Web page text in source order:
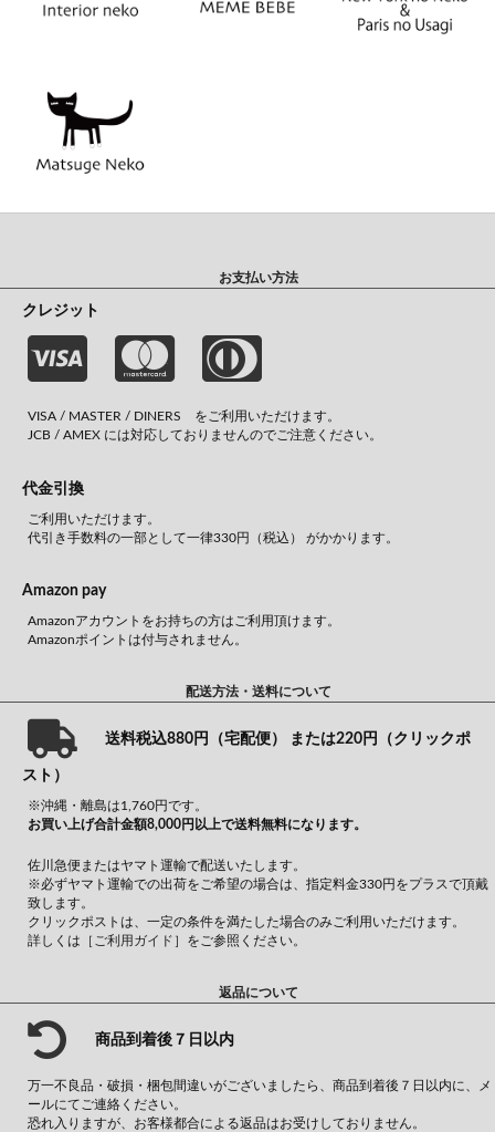
お支払い方法
クレジット
VISA / MASTER / DINERS をご利用いただけます。
JCB / AMEX には対応しておりませんのでご注意ください。
代金引換
ご利用いただけます。
代引き手数料の一部として一律330円（税込） がかかります。
Amazon pay
Amazonアカウントをお持ちの方はご利用頂けます。
Amazonポイントは付与されません。
配送方法・送料について
送料税込880円（宅配便） または220円（クリックポ
スト）
※沖縄・離島は1,760円です。
お買い上げ合計金額8,000円以上で送料無料になります。
佐川急便またはヤマト運輸で配送いたします。
※必ずヤマト運輸での出荷をご希望の場合は、指定料金330円をプラスで頂戴
致します。
クリックポストは、一定の条件を満たした場合のみご利用いただけます。
詳しくは ［ご利用ガイド］ をご参照ください。
返品について
商品到着後７日以内
万一不良品・破損・梱包間違いがございましたら、商品到着後７日以内に、メ
ールにてご連絡ください。
恐れ入りますが、お客様都合による返品はお受けしておりません。